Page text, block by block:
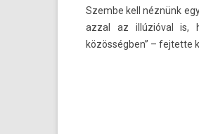
Szem­be kell néznünk
azzal az illúzióval is,
közösségben” – fej­tette